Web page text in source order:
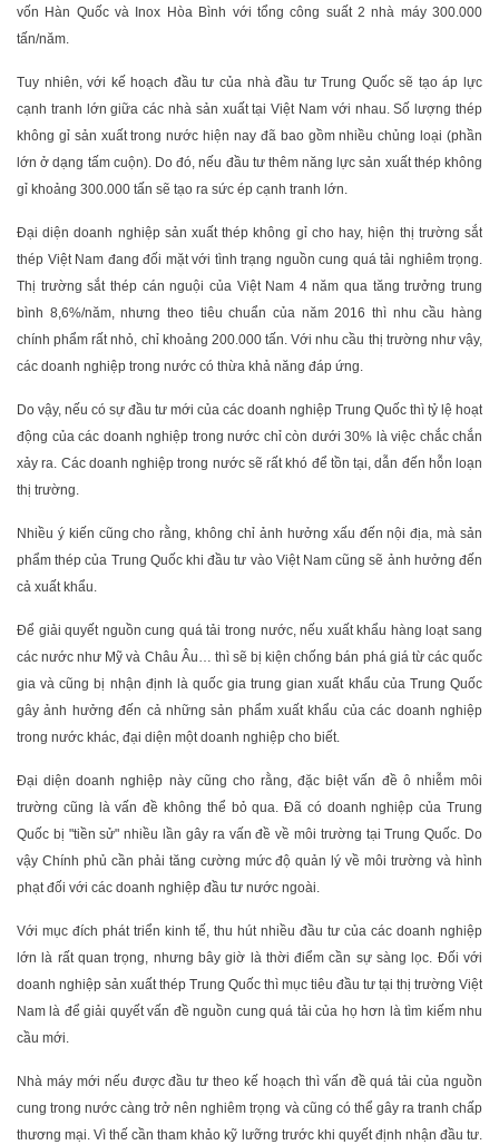
vốn Hàn Quốc và Inox Hòa Bình với tổng công suất 2 nhà máy 300.000
tấn/năm.
Tuy nhiên, với kế hoạch đầu tư của nhà đầu tư Trung Quốc sẽ tạo áp lực
cạnh tranh lớn giữa các nhà sản xuất tại Việt Nam với nhau. Số lượng thép
không gỉ sản xuất trong nước hiện nay đã bao gồm nhiều chủng loại (phần
lớn ở dạng tấm cuộn). Do đó, nếu đầu tư thêm năng lực sản xuất thép không
gỉ khoảng 300.000 tấn sẽ tạo ra sức ép cạnh tranh lớn.
Đại diện doanh nghiệp sản xuất thép không gỉ cho hay, hiện thị trường sắt
thép Việt Nam đang đối mặt với tình trạng nguồn cung quá tải nghiêm trọng.
Thị trường sắt thép cán nguội của Việt Nam 4 năm qua tăng trưởng trung
bình 8,6%/năm, nhưng theo tiêu chuẩn của năm 2016 thì nhu cầu hàng
chính phẩm rất nhỏ, chỉ khoảng 200.000 tấn. Với nhu cầu thị trường như vậy,
các doanh nghiệp trong nước có thừa khả năng đáp ứng.
Do vậy, nếu có sự đầu tư mới của các doanh nghiệp Trung Quốc thì tỷ lệ hoạt
động của các doanh nghiệp trong nước chỉ còn dưới 30% là việc chắc chắn
xảy ra. Các doanh nghiệp trong nước sẽ rất khó để tồn tại, dẫn đến hỗn loạn
thị trường.
Nhiều ý kiến cũng cho rằng, không chỉ ảnh hưởng xấu đến nội địa, mà sản
phẩm thép của Trung Quốc khi đầu tư vào Việt Nam cũng sẽ ảnh hưởng đến
cả xuất khẩu.
Để giải quyết nguồn cung quá tải trong nước, nếu xuất khẩu hàng loạt sang
các nước như Mỹ và Châu Âu… thì sẽ bị kiện chống bán phá giá từ các quốc
gia và cũng bị nhận định là quốc gia trung gian xuất khẩu của Trung Quốc
gây ảnh hưởng đến cả những sản phẩm xuất khẩu của các doanh nghiệp
trong nước khác, đại diện một doanh nghiệp cho biết.
Đại diện doanh nghiệp này cũng cho rằng, đặc biệt vấn đề ô nhiễm môi
trường cũng là vấn đề không thể bỏ qua. Đã có doanh nghiệp của Trung
Quốc bị "tiền sử" nhiều lần gây ra vấn đề về môi trường tại Trung Quốc. Do
vậy Chính phủ cần phải tăng cường mức độ quản lý về môi trường và hình
phạt đối với các doanh nghiệp đầu tư nước ngoài.
Với mục đích phát triển kinh tế, thu hút nhiều đầu tư của các doanh nghiệp
lớn là rất quan trọng, nhưng bây giờ là thời điểm cần sự sàng lọc. Đối với
doanh nghiệp sản xuất thép Trung Quốc thì mục tiêu đầu tư tại thị trường Việt
Nam là để giải quyết vấn đề nguồn cung quá tải của họ hơn là tìm kiếm nhu
cầu mới.
Nhà máy mới nếu được đầu tư theo kế hoạch thì vấn đề quá tải của nguồn
cung trong nước càng trở nên nghiêm trọng và cũng có thể gây ra tranh chấp
thương mại. Vì thế cần tham khảo kỹ lưỡng trước khi quyết định nhận đầu tư.